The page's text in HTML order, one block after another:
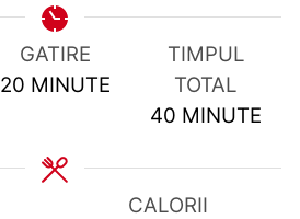
GATIRE
20MINUTES
MINUTE
TIMPUL
TOTAL
40 MINUTES
MINUTE
CALORII